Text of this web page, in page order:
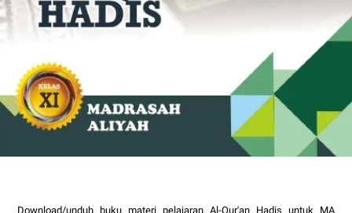
Download/unduh buku materi pelajaran Al-Qur'an Hadis untuk MA